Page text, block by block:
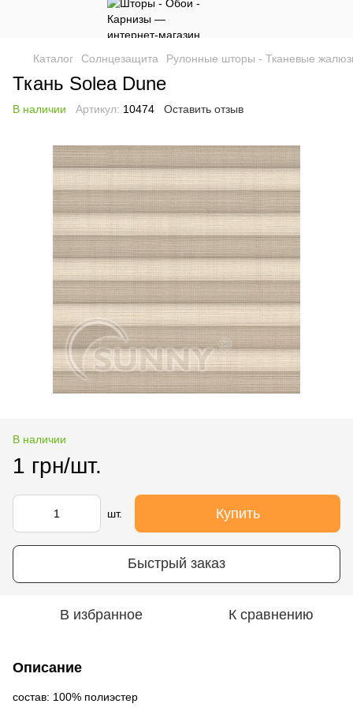
Каталог Солнцезащита Рулонные шторы - Тканевые
Ткань Solea Dune
В наличии Артикул: 10474 Оставить отзыв
В наличии
1 грн/шт.
шт. Купить
Быстрый заказ
В избранное К сравнению
Описание
состав: 100% полиэстер